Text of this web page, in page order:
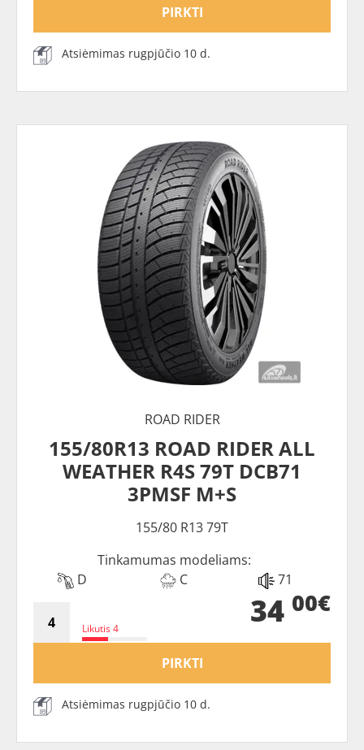
PIRKTI
Atsiėmimas rugpjūčio 10 d.
ROAD RIDER
155/80R13 ROAD RIDER ALL
WEATHER R4S 79T DCB71
3PMSF M+S
155/80 R13 79T
Tinkamumas modeliams:
D
C 71
Likutis 4 34 00€
PIRKTI
Atsiėmimas rugpjūčio 10 d.